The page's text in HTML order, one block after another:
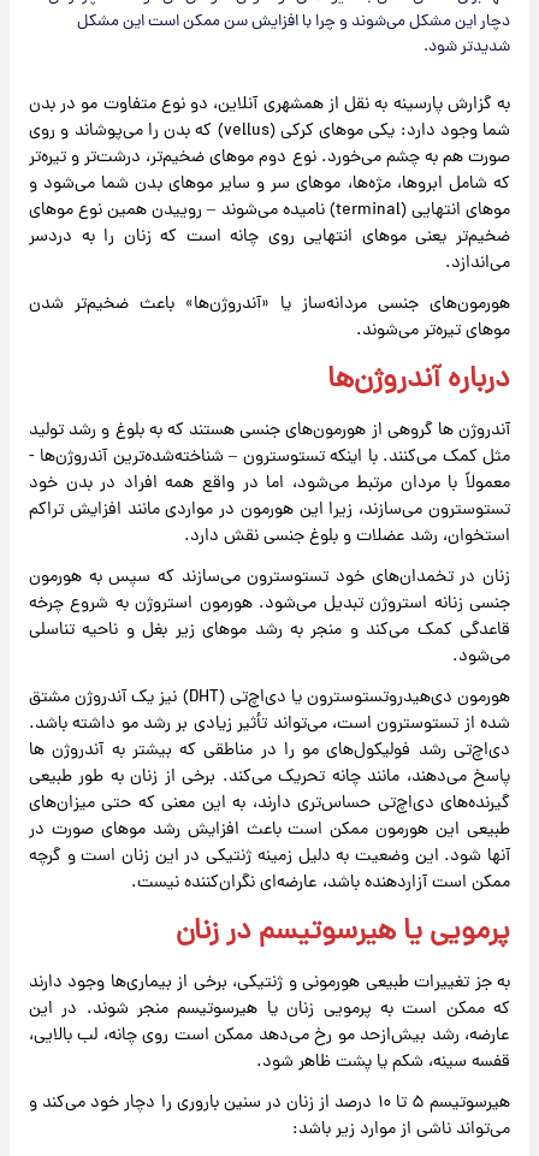
دچار این مشکل می‌شوند و چرا با افزایش سن ممکن است این مشکل
شدیدتر شود.
به گزارش پارسینه به نقل از همشهری آنلاین، دو نوع متفاوت مو در بدن
شما وجود دارد: یکی موهای کرکی (vellus) که بدن را می‌پوشاند و روی
صورت هم به چشم می‌خورد. نوع دوم موهای ضخیم‌تر، درشت‌تر و تیره‌تر
که شامل ابروها، مژه‌ها، موهای سر و سایر موهای بدن شما می‌شود و
موهای انتهایی (terminal) نامیده می‌شوند – روییدن همین نوع موهای
ضخیم‌تر یعنی موهای انتهایی روی چانه است که زنان را به دردسر
می‌اندازد.
هورمون‌های جنسی مردانه‌ساز یا «آندروژن‌ها» باعث ضخیم‌تر شدن
موهای تیره‌تر می‌شوند.
درباره آندروژن‌ها
آندروژن ها گروهی از هورمون‌های جنسی هستند که به بلوغ و رشد تولید
مثل کمک می‌کنند. با اینکه تستوسترون – شناخته‌شده‌ترین آندروژن‌ها -
معمولاً با مردان مرتبط می‌شود، اما در واقع همه افراد در بدن خود
تستوسترون می‌سازند، زیرا این هورمون در مواردی مانند افزایش تراکم
استخوان، رشد عضلات و بلوغ جنسی نقش دارد.
زنان در تخمدان‌های خود تستوسترون می‌سازند که سپس به هورمون
جنسی زنانه استروژن تبدیل می‌شود. هورمون استروژن به شروع چرخه
قاعدگی کمک می‌کند و منجر به رشد موهای زیر بغل و ناحیه تناسلی
می‌شود.
هورمون دی‌هیدروتستوسترون یا دی‌اچ‌تی (DHT) نیز یک آندروژن مشتق
شده از تستوسترون است، می‌تواند تأثیر زیادی بر رشد مو داشته باشد.
دی‌اچ‌تی رشد فولیکول‌های مو را در مناطقی که بیشتر به آندروژن ها
پاسخ می‌دهند، مانند چانه تحریک می‌کند. برخی از زنان به طور طبیعی
گیرنده‌های دی‌اچ‌تی حساس‌تری دارند، به این معنی که حتی میزان‌های
طبیعی این هورمون ممکن است باعث افزایش رشد موهای صورت در
آنها شود. این وضعیت به دلیل زمینه ژنتیکی در این زنان است و گرچه
ممکن است آزاردهنده باشد، عارضه‌ای نگران‌کننده نیست.
پرمویی یا هیرسوتیسم در زنان
به جز تغییرات طبیعی هورمونی و ژنتیکی، برخی از بیماری‌ها وجود دارند
که ممکن است به پرمویی زنان یا هیرسوتیسم منجر شوند. در این
عارضه، رشد بیش‌ازحد مو رخ می‌دهد ممکن است روی چانه، لب بالایی،
قفسه سینه، شکم یا پشت ظاهر شود.
هیرسوتیسم ۵ تا ۱۰ درصد از زنان در سنین باروری را دچار خود می‌کند و
می‌تواند ناشی از موارد زیر باشد: